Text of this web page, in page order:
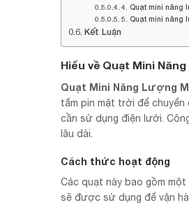
4. Quạt mini năng
5. Quạt mini năng
Kết Luận
Hiểu về Quạt Mini
Quạt Mini Năng Lượng
tấm pin mặt trời để chuyển
cần sử dụng điện lưới.
lâu dài.
Cách thức hoạt động
Các quạt này bao gồm
sẽ được sử dụng để vận